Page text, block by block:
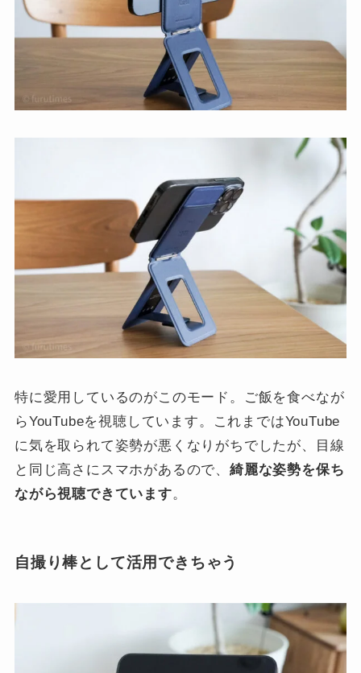
特に愛用しているのがこのモード。ご飯を食べなが
らYouTubeを視聴しています。これまではYouTube
に気を取られて姿勢が悪くなりがちでしたが、目線
と同じ高さにスマホがあるので、綺麗な姿勢を保ち
ながら視聴できています。
自撮り棒として活用できちゃう